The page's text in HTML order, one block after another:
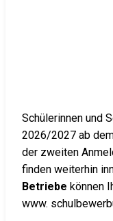
Schülerinnen und
2026/2027 ab
der zweiten
finden weiterhin
Betriebe können
www.